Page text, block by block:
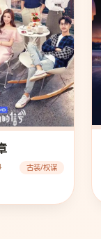
古装/权谋